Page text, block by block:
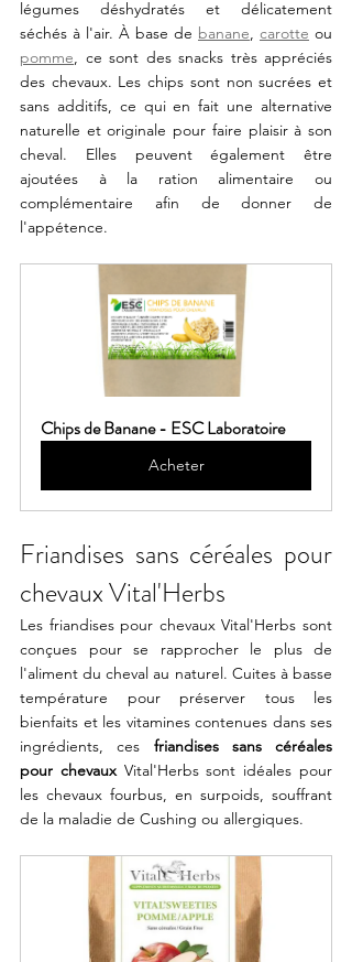
légumes déshydratés et délicatement
séchés à l'air. À base de banane, carotte
pomme, ce sont des snacks très appréciés
des chevaux. Les chips sont non sucrées et
sans additifs, ce qui en fait une alternative
naturelle et originale pour faire plaisir à son
cheval. Elles peuvent également être
ajoutées à la ration alimentaire ou
complémentaire afin de donner de
l'appétence.
Chips de Banane - ESC Laboratoire
Acheter
Friandises sans céréales pour
chevaux Vital'Herbs
Les friandises pour chevaux Vital'Herbs sont
conçues pour se rapprocher le plus de
l'aliment du cheval au naturel. Cuites à basse
température pour préserver tous les
bienfaits et les vitamines contenues dans ses
ingrédients, ces friandises sans céréales
pour chevaux Vital'Herbs sont idéales pour
les chevaux fourbus, en surpoids, souffrant
de la maladie de Cushing ou allergiques.